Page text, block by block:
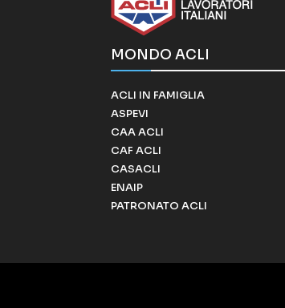
MONDO ACLI
ACLI IN FAMIGLIA
ASPEVI
CAA ACLI
CAF ACLI
CASACLI
ENAIP
PATRONATO ACLI